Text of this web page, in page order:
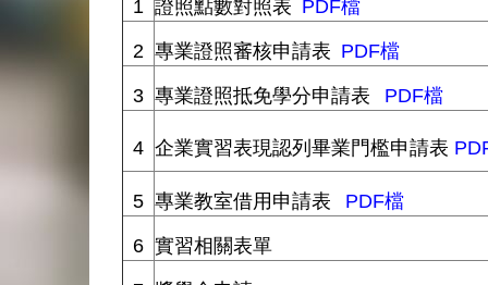
1 證照點數對照表 PDF檔
2 專業證照審核申請表 PDF檔
3 專業證照抵免學分申請表 PDF檔
4 企業實習表現認列畢業門檻申請表
5 專業教室借用申請表 PDF檔
6 實習相關表單